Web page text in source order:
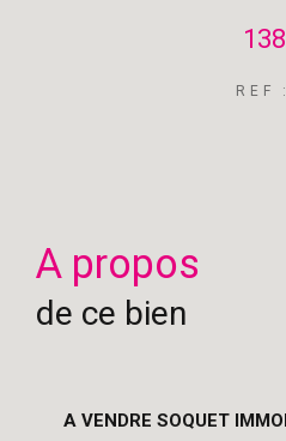
REF
a propos
de ce bien
A VENDRE SOQUET